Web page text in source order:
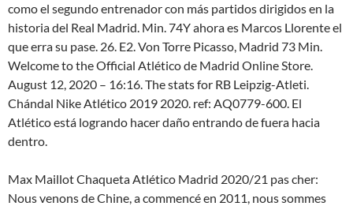
como el segundo entrenador con más partidos dirigidos en la
historia del Real Madrid. Min. 74Y ahora es Marcos Llorente el
que erra su pase. 26. E2. Von Torre Picasso, Madrid 73 Min.
Welcome to the Official Atlético de Madrid Online Store.
August 12, 2020 – 16:16. The stats for RB Leipzig-Atleti.
Chándal Nike Atlético 2019 2020. ref: AQ0779-600. El
Atlético está logrando hacer daño entrando de fuera hacia
dentro.
Max Maillot Chaqueta Atlético Madrid 2020/21 pas cher:
Nous venons de Chine, a commencé en 2011, nous sommes